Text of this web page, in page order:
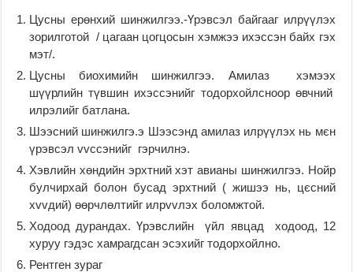
Цусны ерөнхий шинжилгээ.-Үрэвсэл байгааг илрүүлэх
зорилготой / цагаан цогцосын хэмжээ ихэссэн байх гэх
мэт/.
Цусны биохимийн шинжилгээ. Амилаз хэмээх
шүүрлийн түвшин ихэссэнийг тодорхойлсноор өвчний
илрэлийг батлана.
Шээсний шинжилгэ.э Шээсэнд амилаз илрүүлэх нь мєн
үрэвсэл vvссэнийг гэрчилнэ.
Хэвлийн хөндийн эрхтний хэт авианы шинжилгээ. Нойр
булчирхай болон бусад эрхтний ( жишээ нь, цєсний
хvvдий) өөрчлөлтийг илрvvлэх боломжтой.
Ходоод дурандах. Үрэвслийн үйл явцад ходоод, 12
хуруу гэдэс хамрагдсан эсэхийг тодорхойлно.
Рентген зураг